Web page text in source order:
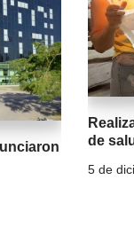
de
5 de